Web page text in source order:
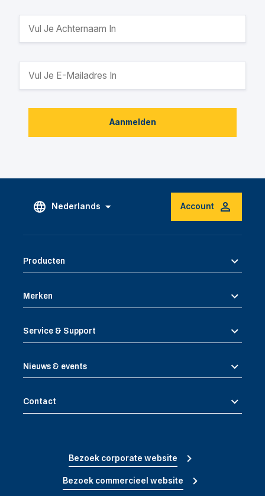
Aanmelden
Nederlands Account
Producten
Merken
Service & Support
Nieuws & events
Contact
Bezoek corporate website
Bezoek commercieel website